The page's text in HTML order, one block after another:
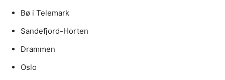
Bø i Telemark
Sandefjord-Horten
Drammen
Oslo